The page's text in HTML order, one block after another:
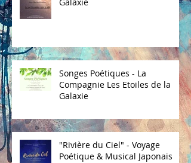
Songes Poétiques - La
Compagnie Les Etoiles de la
Galaxie
"Rivière du Ciel" - Voyage
Poétique & Musical Japonais